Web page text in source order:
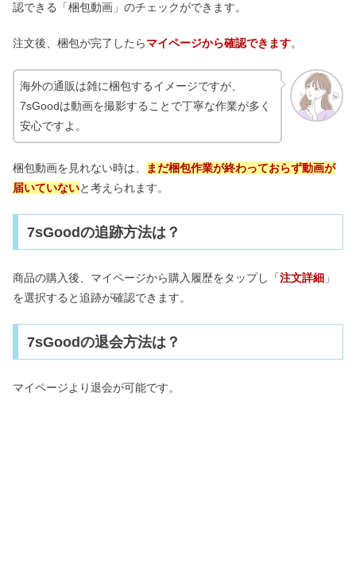
認できる「梱包動画」のチェックができます。
注文後、梱包が完了したらマイページから確認できます。
海外の通販は雑に梱包するイメージですが、
7sGoodは動画を撮影することで丁寧な作業が多く
安心ですよ。
梱包動画を見れない時は、
まだ梱包作業が終わっておらず動画が
届いていないと考えられます。
7sGoodの追跡方法は？
商品の購入後、マイページから購入履歴をタップし「注文詳細 」
を選択すると追跡が確認できます。
7sGoodの退会方法は？
マイページより退会が可能です。